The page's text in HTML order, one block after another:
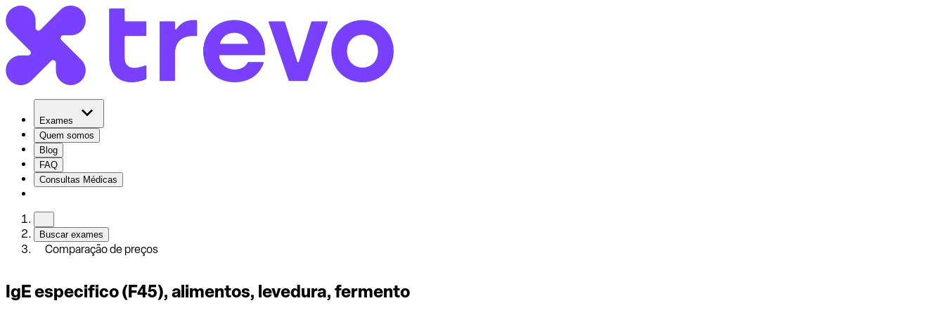
Exames
Quem somos
Blog
FAQ
Consultas Médicas
Buscar exames
Comparação de preços
IgE especifico (F45), alimentos, levedura, fermento